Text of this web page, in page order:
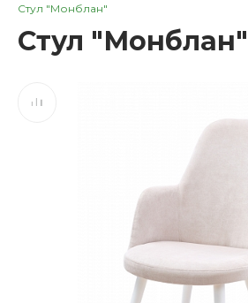
Стул "Монблан"
Стул "Монблан"